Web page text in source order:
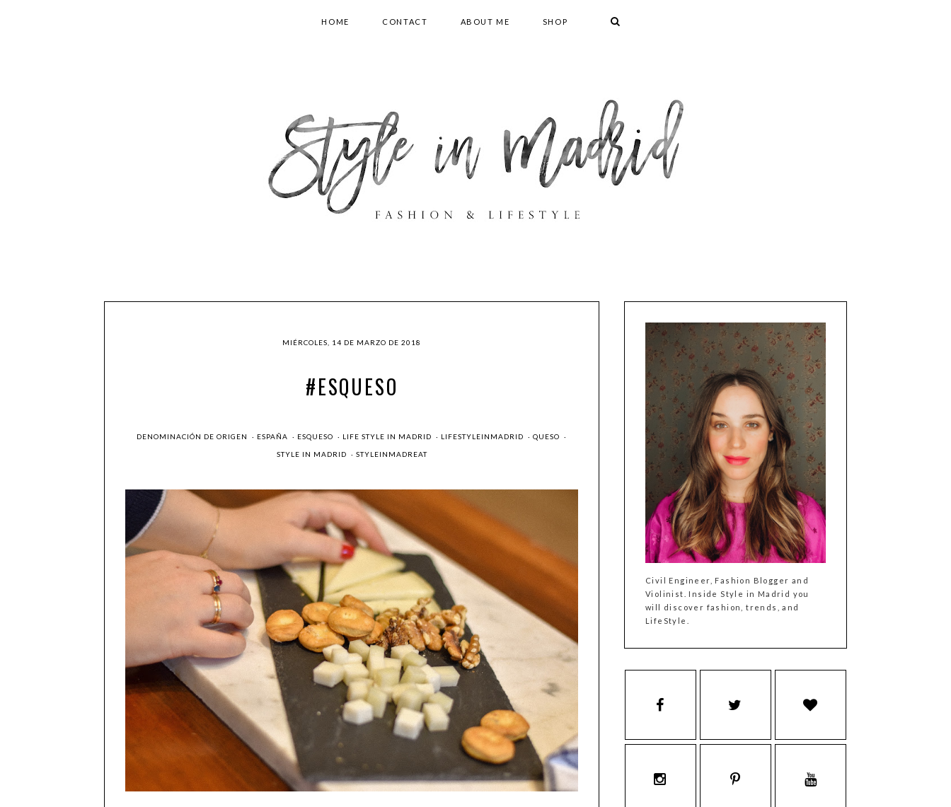
HOME CONTACT ABOUT ME SHOP
MIÉRCOLES, 14 DE MARZO DE 2018
#ESQUESO
DENOMINACIÓN DE ORIGEN · ESPAÑA · ESQUESO · LIFE STYLE IN MADRID · LIFESTYLEINMADRID ·QUESO ·
STYLE IN MADRID · STYLEINMADREAT
Civil Engineer, Fashion Blogger and
Violinist. Inside Style in Madrid you
will discover fashion, trends, and
LifeStyle.